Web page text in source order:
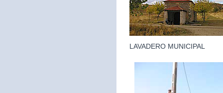
LAVADERO MUNICIPAL